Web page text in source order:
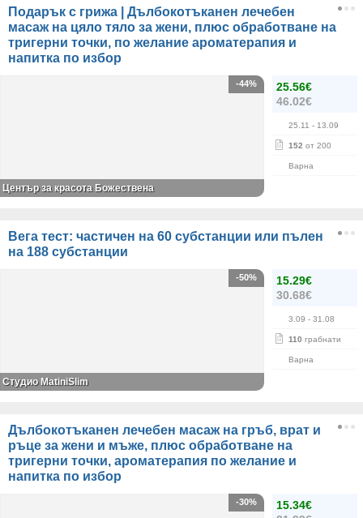
Подарък с грижа | Дълбокотъканен лечебен
масаж на цяло тяло за жени, плюс обработване на
тригерни точки, по желание ароматерапия и
напитка по избор
25.56€
46.02€
25.11 - 13.09
152 от 200
Варна
-44%
Център за красота Божествена
Вега тест: частичен на 60 субстанции или пълен
на 188 субстанции
15.29€
30.68€
3.09 - 31.08
110 грабнати
Варна
-50%
Студио MatiniSlim
Дълбокотъканен лечебен масаж на гръб, врат и
ръце за жени и мъже, плюс обработване на
тригерни точки, ароматерапия по желание и
напитка по избор
15.34€
-30%